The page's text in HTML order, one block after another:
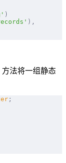
)
),
方法将一组静态
;